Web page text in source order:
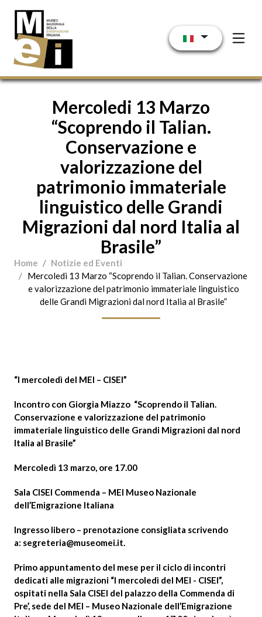
Mercoledi 13 Marzo
“Scoprendo il Talian.
Conservazione e
valorizzazione del
patrimonio immateriale
linguistico delle Grandi
Migrazioni dal nord Italia al
Brasile”
Home
Notizie ed Eventi
Mercoledi 13 Marzo “Scoprendo il Talian. Conservazione
e valorizzazione del patrimonio immateriale linguistico
delle Grandi Migrazioni dal nord Italia al Brasile”
“I mercoledì del MEI – CISEI”
Incontro con Giorgia Miazzo “Scoprendo il Talian.
Conservazione e valorizzazione del patrimonio
immateriale linguistico delle Grandi Migrazioni dal nord
Italia al Brasile”
Mercoledì 13 marzo, ore 17.00
Sala CISEI Commenda – MEI Museo Nazionale
dell’Emigrazione Italiana
Ingresso libero – prenotazione consigliata scrivendo
a: segreteria@museomei.it.
Primo appuntamento del mese per il ciclo di incontri
dedicati alle migrazioni “I mercoledì del MEI - CISEI”,
ospitati nella Sala CISEI del palazzo della Commenda di
Pre’, sede del MEI – Museo Nazionale dell’Emigrazione